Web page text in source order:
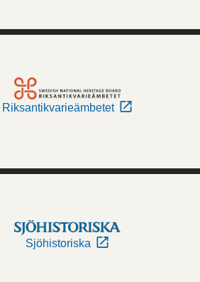
Riksantikvarieämbetet
Sjöhistoriska